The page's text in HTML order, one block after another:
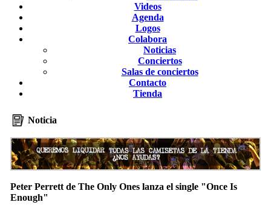
Videos
Agenda
Logos
Colabora
Noticias
Conciertos
Salas de conciertos
Contacto
Tienda
Noticia
Peter Perrett de The Only Ones lanza el single "Once Is
Enough"